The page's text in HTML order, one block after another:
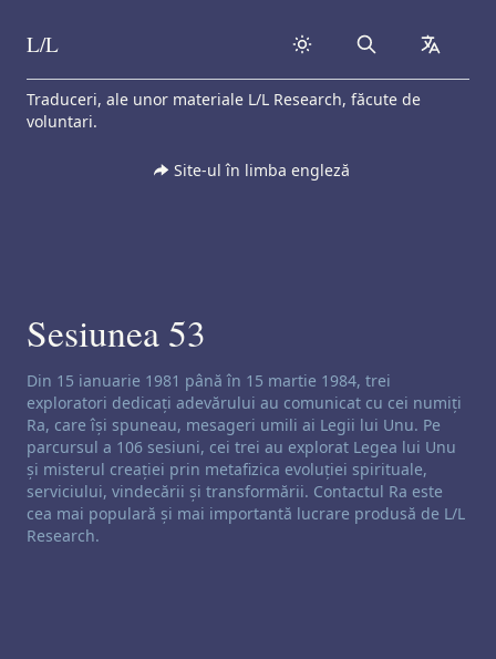
Skip to content
L/L Search
Traduceri, ale unor materiale L/L Research, făcute de
voluntari.
Site-ul în limba engleză
Sesiunea 53
Exonerare de responsabilitate privind canalizarea:
Din 15 ianuarie 1981 până în 15 martie 1984, trei
exploratori dedicați adevărului au comunicat cu cei numiți
Ra, care își spuneau, mesageri umili ai Legii lui Unu. Pe
parcursul a 106 sesiuni, cei trei au explorat Legea lui Unu
și misterul creației prin metafizica evoluției spirituale,
serviciului, vindecării și transformării. Contactul Ra este
cea mai populară și mai importantă lucrare produsă de L/L
Research.